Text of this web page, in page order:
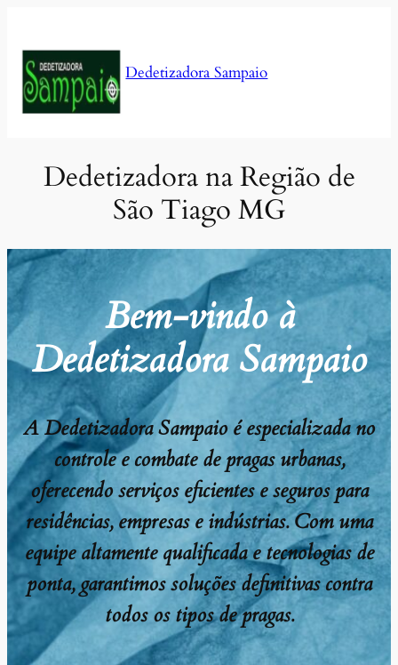
conteúdo
Dedetizadora Sampaio
Dedetizadora na Região de
São Tiago MG
Bem-vindo à
Dedetizadora Sampaio
A Dedetizadora Sampaio é especializada no
controle e combate de pragas urbanas,
oferecendo serviços eficientes e seguros para
residências, empresas e indústrias. Com uma
equipe altamente qualificada e tecnologias de
ponta, garantimos soluções definitivas contra
todos os tipos de pragas.